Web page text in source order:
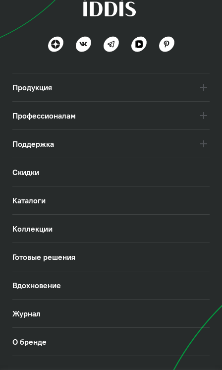
Торр (Torr)
Продукция
Профессионалам
Поддержка
Скидки
Каталоги
Коллекции
Готовые решения
Вдохновение
Журнал
О бренде